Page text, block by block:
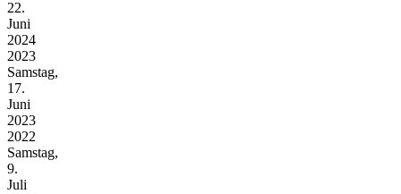
22.
Juni
2024
2023
Samstag,
17.
Juni
2023
2022
Samstag,
9.
Juli